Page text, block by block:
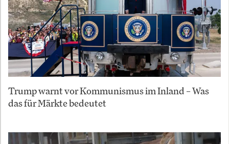
Trump warnt vor Kommunismus im Inland – Was
das für Märkte bedeutet